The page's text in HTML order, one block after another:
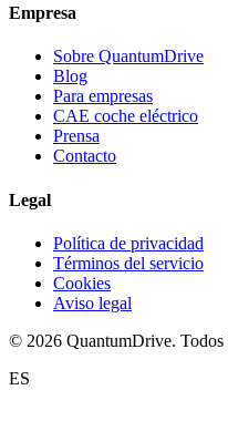
Empresa
Sobre QuantumDrive
Blog
Para empresas
CAE coche eléctrico
Prensa
Contacto
Legal
Política de privacidad
Términos del servicio
Cookies
Aviso legal
© 2026 QuantumDrive. Todos
ES